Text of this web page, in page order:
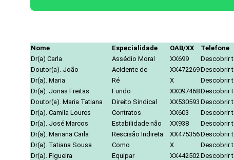
Nome Especialidade OAB/XX
Telefone
Dr(a) Carla
Assédio Moral XX699
Descobrir
Doutor(a). João
Acidente de XX472269Descobrir
Dr(a). Maria
Ré X
Descobrir
Dr(a). Jonas Freitas
Fundo XX097468Descobrir
Doutor(a). Maria Tatiana
Direito Sindical XX530593 Descobrir
Dr(a). Camila Loures
Contratos XX603
Descobrir
Dr(a). José Marcos
Estabilidade não XX938
Descobrir
Dr(a). Mariana Carla
Rescisão Indireta XX475356Descobrir
Dr(a). Tatiana Sousa
Como X
Descobrir
Dr(a). Figueira
Equipar XX442502 Descobrir